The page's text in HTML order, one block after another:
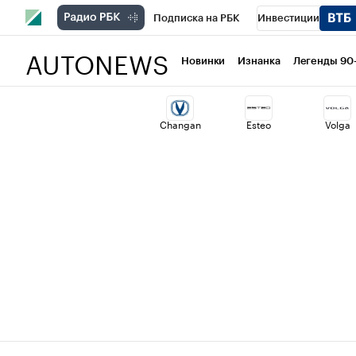
Подписка на РБК Инвестиции
Национальные проекты Город
Кредитные рейтинги Франшизы
AUTONEWS Новинки Изнанка Легенды
Changan Esteo Volga